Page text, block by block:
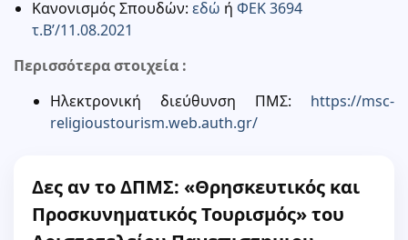
Κανονισμός Σπουδών: εδώ ή ΦΕΚ 3694
τ.Β’/11.08.2021
Περισσότερα στοιχεία :
Ηλεκτρονική διεύθυνση ΠΜΣ: https://msc-
religioustourism.web.auth.gr/
Δες αν το ΔΠΜΣ: «Θρησκευτικός και
Προσκυνηματικός Τουρισμός» του